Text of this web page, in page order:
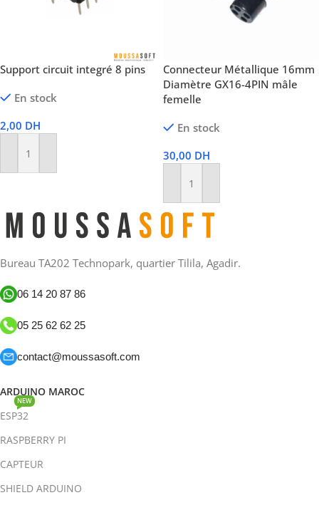
Support circuit integré 8 pins
En stock
2,00 DH
Ajouter Au Panier
Connecteur Métallique 16mm
Diamètre GX16-4PIN mâle
femelle
En stock
30,00 DH
Ajouter Au Panier
Bureau TA202 Technopark, quartier Tilila, Agadir.
06 14 20 87 86
05 25 62 62 25
contact@moussasoft.com
ARDUINO MAROC
ESP32
NEW
RASPBERRY PI
CAPTEUR
SHIELD ARDUINO